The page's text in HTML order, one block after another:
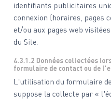
identifiants publicitaires
connexion (horaires, pages
et/ou aux pages web
du Site.
4.3.1.2 Données collectées
formulaire de contact ou de
L'utilisation du formulaire
suppose la collecte par «